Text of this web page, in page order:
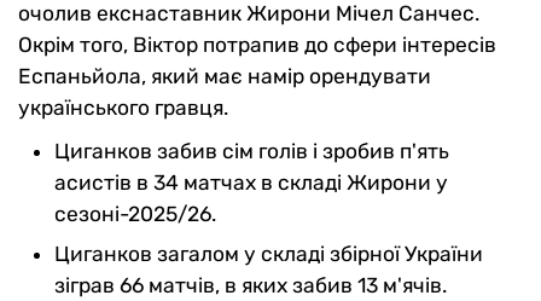
очолив екснаставник Жирони Мічел Санчес.
Окрім того, Віктор потрапив до сфери інтересів
Еспаньйола, який має намір орендувати
українського гравця.
Циганков забив сім голів і зробив п'ять
асистів в 34 матчах в складі Жирони у
сезоні-2025/26.
Циганков загалом у складі збірної України
зіграв 66 матчів, в яких забив 13 м'ячів.